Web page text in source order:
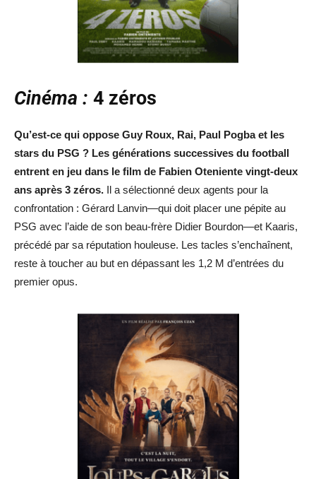
Cinéma : 4 zéros
Qu’est-ce qui oppose Guy Roux, Rai, Paul Pogba et les
stars du PSG ? Les générations successives du football
entrent en jeu dans le film de Fabien Oteniente vingt-deux
ans après 3 zéros. Il a sélectionné deux agents pour la
confrontation : Gérard Lanvin—qui doit placer une pépite au
PSG avec l’aide de son beau-frère Didier Bourdon—et Kaaris,
précédé par sa réputation houleuse. Les tacles s’enchaînent,
reste à toucher au but en dépassant les 1,2 M d’entrées du
premier opus.